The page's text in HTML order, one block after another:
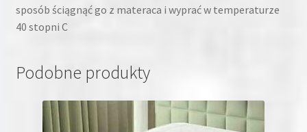
sposób ściągnąć go z materaca i wyprać w temperaturze
40 stopni C
Podobne produkty